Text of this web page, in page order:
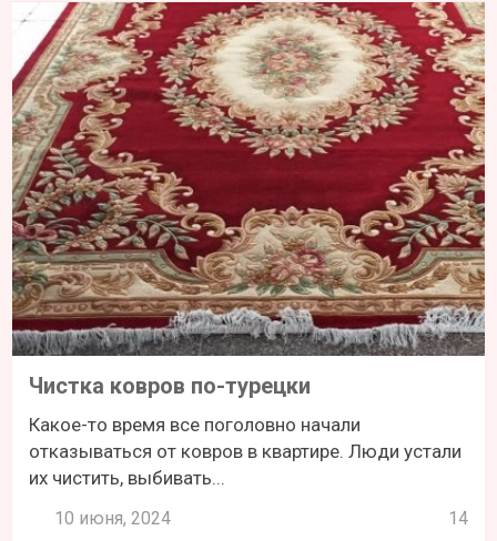
Чистка ковров по-турецки
Какое-то время все поголовно начали
отказываться от ковров в квартире. Люди устали
их чистить, выбивать...
10 июня, 2024 14